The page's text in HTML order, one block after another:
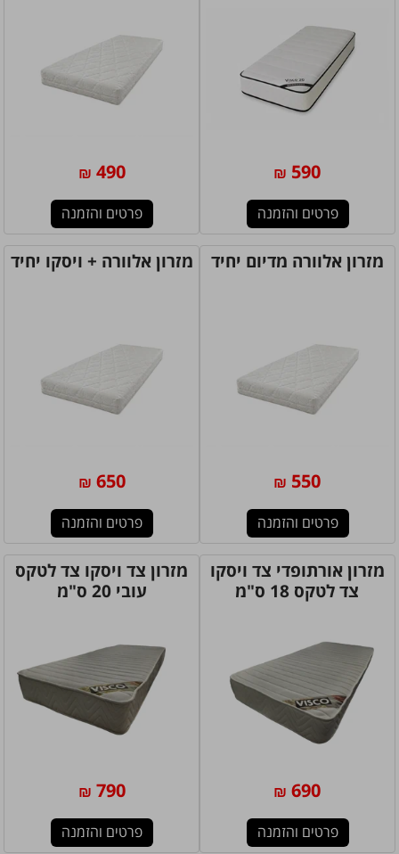
590
₪
פרטים והזמנה
490
₪
פרטים והזמנה
מזרון אלוורה מדיום יחיד
550
₪
פרטים והזמנה
מזרון אלוורה + ויסקו יחיד
650
₪
פרטים והזמנה
מזרון אורתופדי צד ויסקו
צד לטקס 18 ס"מ
690
₪
פרטים והזמנה
מזרון צד ויסקו צד לטקס
עובי 20 ס"מ
790
₪
פרטים והזמנה